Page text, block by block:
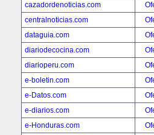
cazadordenoticias.com
centralnoticias.com
dataguia.com
diariodecocina.com
diarioperu.com
e-boletin.com
e-Datos.com
e-diarios.com
e-Honduras.com